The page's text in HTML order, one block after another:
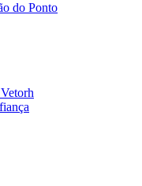
do Ponto